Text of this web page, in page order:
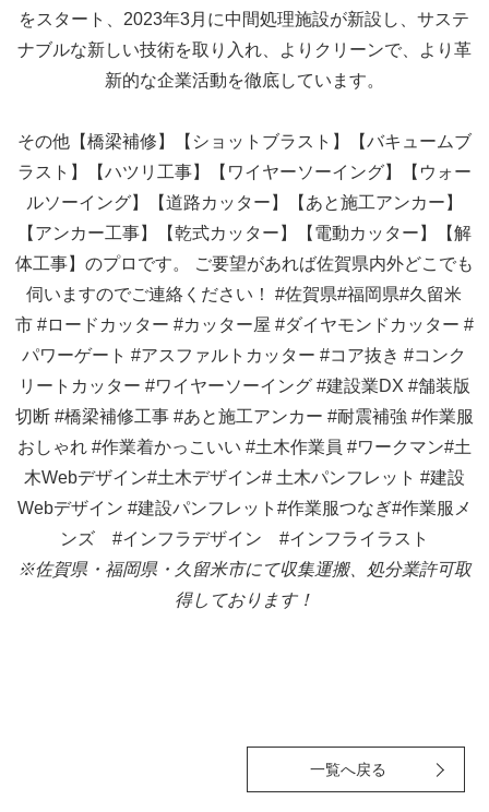
をスタート、2023年3月に中間処理施設が新設し、サステ
ナブルな新しい技術を取り入れ、よりクリーンで、より革
新的な企業活動を徹底しています。
その他【橋梁補修】【ショットブラスト】【バキュームブ
ラスト】【ハツリ工事】【ワイヤーソーイング】【ウォー
ルソーイング】【道路カッター】【あと施工アンカー】
【アンカー工事】【乾式カッター】【電動カッター】【解
体工事】のプロです。 ご要望があれば佐賀県内外どこでも
伺いますのでご連絡ください！#佐賀県#福岡県#久留米
市 #ロードカッター #カッター屋 #ダイヤモンドカッター #
パワーゲート #アスファルトカッター #コア抜き #コンク
リートカッター #ワイヤーソーイング #建設業DX #舗装版
切断 #橋梁補修工事 #あと施工アンカー #耐震補強 #作業服
おしゃれ #作業着かっこいい #土木作業員 #ワークマン#土
木Webデザイン#土木デザイン#土木パンフレット #建設
Webデザイン #建設パンフレット#作業服つなぎ#作業服メ
ンズ#インフラデザイン #インフライラスト
※佐賀県・福岡県・久留米市にて収集運搬、処分業許可取
得しております！
一覧へ戻る